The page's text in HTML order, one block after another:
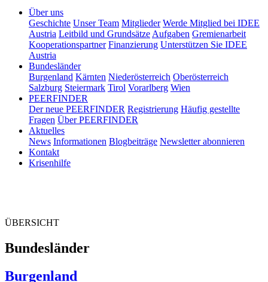
Über uns
Geschichte Unser Team Mitglieder Werde Mitglied bei IDEE
Austria Leitbild und Grundsätze Aufgaben Gremienarbeit
Kooperationspartner Finanzierung Unterstützen Sie IDEE
Austria
Bundesländer
Burgenland Kärnten Niederösterreich Oberösterreich
Salzburg Steiermark Tirol Vorarlberg Wien
PEERFINDER
Der neue PEERFINDER Registrierung Häufig gestellte
Fragen Über PEERFINDER
Aktuelles
News Informationen Blogbeiträge Newsletter abonnieren
Kontakt
Krisenhilfe
ÜBERSICHT
Bundesländer
Burgenland